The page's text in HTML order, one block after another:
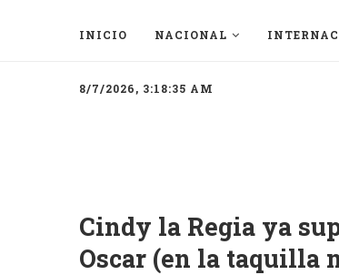
INICIO NACIONAL
8/7/2026, 3:18:35 AM
Cindy la Regia ya
Oscar (en la taquilla